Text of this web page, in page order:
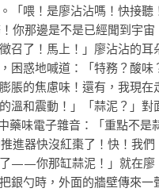
「喂！是廖沾沾嗎！快接聽
你那邊是不是已經聞到宇宙
召了！馬上！」廖沾沾的耳
困惑地喊道：「特務？酸味
脹的焦慮味！還有，我現在
溫和震動！」「蒜泥？」對
藥味電子雜音：「重點不是
進器快沒紅棗了！快！我們
了——你那缸蒜泥！」就在廖
銀勺時，外面的牆壁傳來一